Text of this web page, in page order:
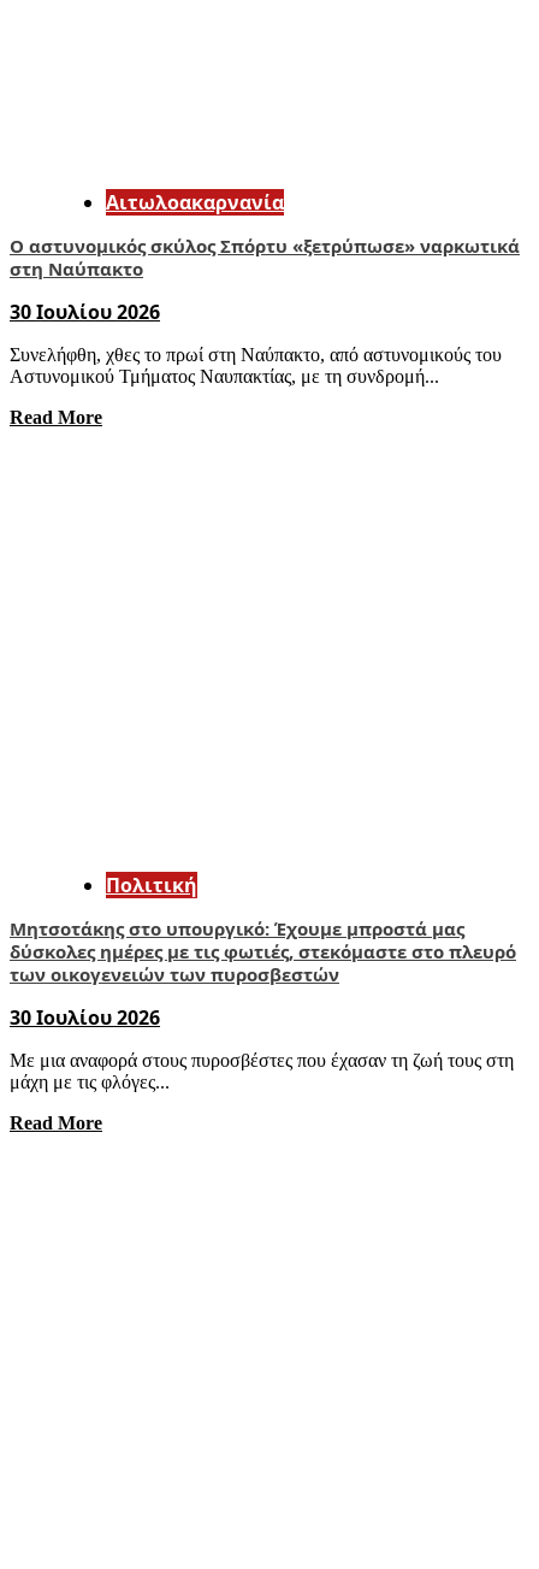
Αιτωλοακαρνανία
Ο αστυνομικός σκύλος Σπόρτυ «ξετρύπωσε» ναρκωτικά
στη Ναύπακτο
30 Ιουλίου 2026
Συνελήφθη, χθες το πρωί στη Ναύπακτο, από αστυνομικούς του
Αστυνομικού Τμήματος Ναυπακτίας, με τη συνδρομή...
Read More
Πολιτική
Μητσοτάκης στο υπουργικό: Έχουμε μπροστά μας
δύσκολες ημέρες με τις φωτιές, στεκόμαστε στο πλευρό
των οικογενειών των πυροσβεστών
30 Ιουλίου 2026
Με μια αναφορά στους πυροσβέστες που έχασαν τη ζωή τους στη
μάχη με τις φλόγες...
Read More